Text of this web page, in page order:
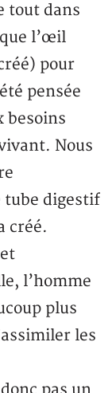
tout dans
l’œil
pour
pensée
besoins
Nous
tube digestif
créé.
l’homme
plus
les